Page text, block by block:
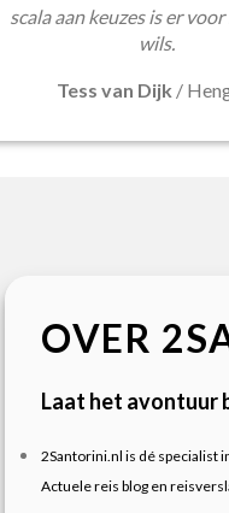
scala aan keuzes is er
wils.
Tess van Dijk /
OVER
Laat het avontuur
2Santorini.nl is dé specialist
Actuele reis blog en